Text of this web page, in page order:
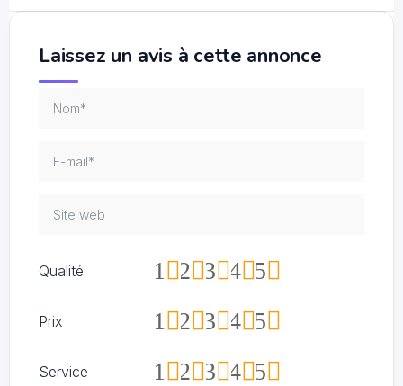
Laissez un avis à cette annonce
Qualité 5
4
3
2
1
Prix 5
4
3
2
1
Service 5
4
3
2
1